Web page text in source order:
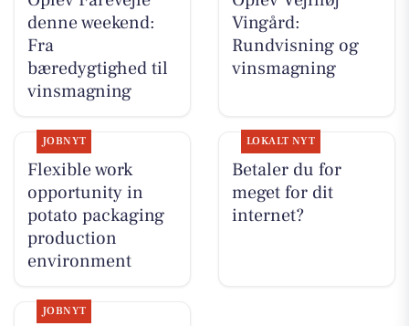
denne weekend:
Fra
bæredygtighed til
vinsmagning
Vingård:
Rundvisning og
vinsmagning
JOBNYT
Flexible work
opportunity in
potato packaging
production
environment
LOKALT NYT
Betaler du for
meget for dit
internet?
JOBNYT